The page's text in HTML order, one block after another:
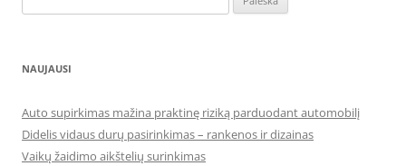
NAUJAUSI
Auto supirkimas mažina praktinę riziką parduodant automobilį
Didelis vidaus durų pasirinkimas – rankenos ir dizainas
Vaikų žaidimo aikštelių surinkimas